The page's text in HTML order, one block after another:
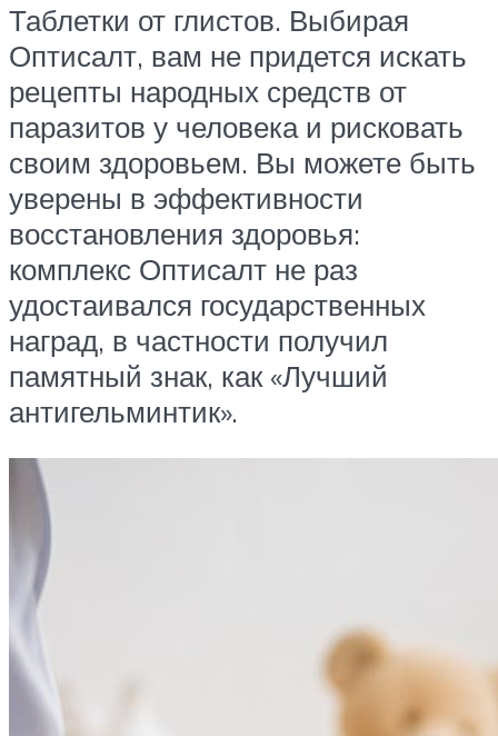
Таблетки от глистов. Выбирая
Оптисалт, вам не придется искать
рецепты народных средств от
паразитов у человека и рисковать
своим здоровьем. Вы можете быть
уверены в эффективности
восстановления здоровья:
комплекс Оптисалт не раз
удостаивался государственных
наград, в частности получил
памятный знак, как «Лучший
антигельминтик».